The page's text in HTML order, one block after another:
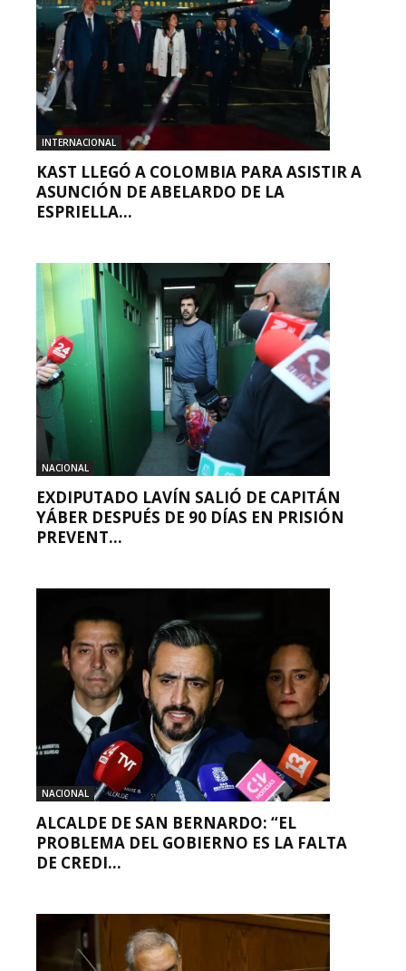
INTERNACIONAL
KAST LLEGÓ A COLOMBIA PARA ASISTIR A
ASUNCIÓN DE ABELARDO DE LA
ESPRIELLA...
NACIONAL
EXDIPUTADO LAVÍN SALIÓ DE CAPITÁN
YÁBER DESPUÉS DE 90 DÍAS EN PRISIÓN
PREVENT...
NACIONAL
ALCALDE DE SAN BERNARDO: “EL
PROBLEMA DEL GOBIERNO ES LA FALTA
DE CREDI...